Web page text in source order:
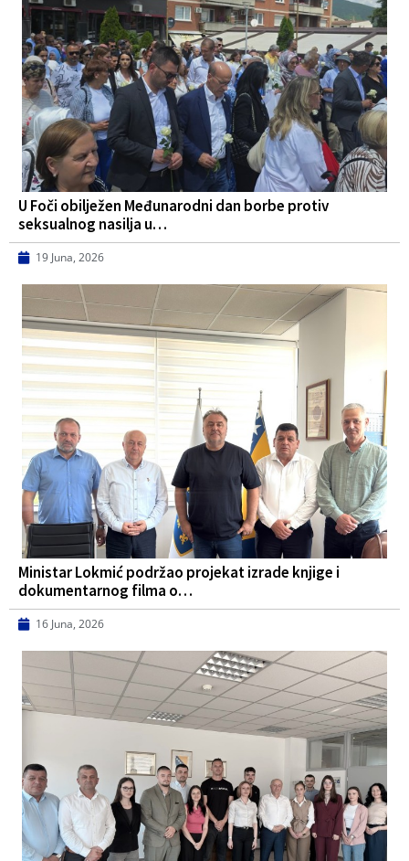
U Foči obilježen Međunarodni dan borbe protiv
seksualnog nasilja u…
19 Juna, 2026
Ministar Lokmić podržao projekat izrade knjige i
dokumentarnog filma o…
16 Juna, 2026